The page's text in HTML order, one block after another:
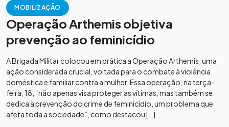
MOBILIZAÇÃO
Operação Arthemis objetiva
prevenção ao feminicídio
A Brigada Militar colocou em prática a Operação Arthemis, uma
ação considerada crucial, voltada para o combate à violência
doméstica e familiar contra a mulher. Essa operação, na terça-
feira, 18, “não apenas visa proteger as vítimas, mas também se
dedica à prevenção do crime de feminicídio, um problema que
afeta toda a sociedade”, como destacou […]